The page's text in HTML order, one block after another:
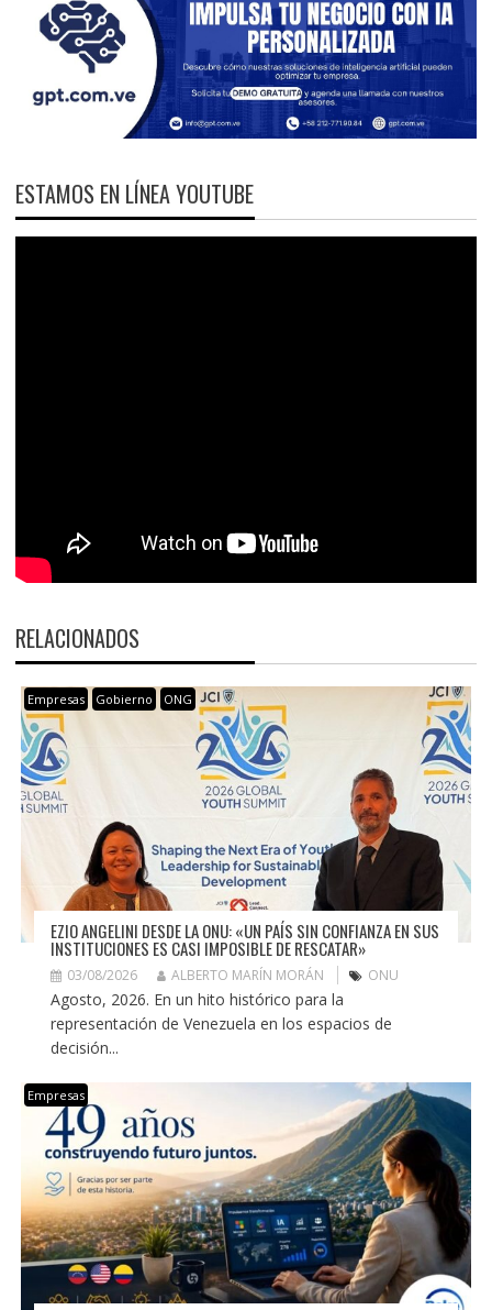
ESTAMOS EN LÍNEA YOUTUBE
RELACIONADOS
Empresas Gobierno ONG
EZIO ANGELINI DESDE LA ONU: «UN PAÍS SIN CONFIANZA EN SUS
INSTITUCIONES ES CASI IMPOSIBLE DE RESCATAR»
03/08/2026 ALBERTO MARÍN MORÁN ONU
Agosto, 2026. En un hito histórico para la
representación de Venezuela en los espacios de
decisión...
Empresas